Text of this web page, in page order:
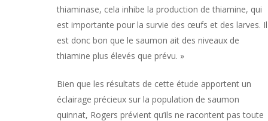
thiaminase, cela inhibe la production de thiamine, qui
est importante pour la survie des œufs et des larves. Il
est donc bon que le saumon ait des niveaux de
thiamine plus élevés que prévu. »
Bien que les résultats de cette étude apportent un
éclairage précieux sur la population de saumon
quinnat, Rogers prévient qu’ils ne racontent pas toute